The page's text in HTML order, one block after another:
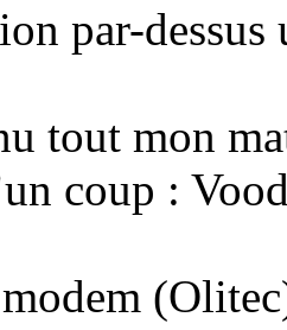
par-
tout mon
coup :